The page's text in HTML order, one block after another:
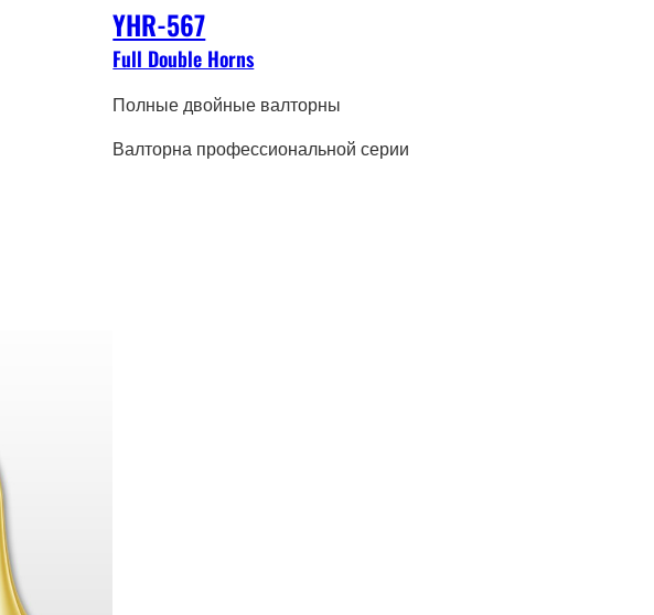
YHR-567
Full Double Horns
Полные двойные валторны
Валторна профессиональной серии